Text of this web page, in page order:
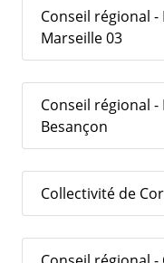
Conseil régional
Marseille 03
Conseil régional
Besançon
Collectivité de